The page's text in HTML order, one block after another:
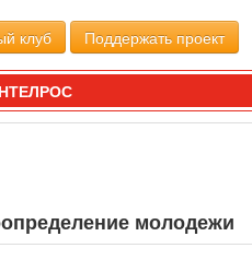
клуб Поддержать проект
молодежи